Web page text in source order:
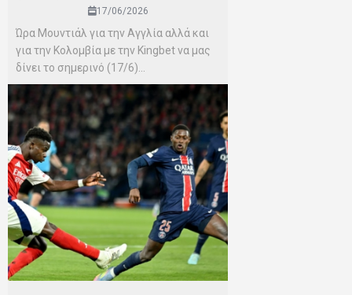
17/06/2026
Ώρα Μουντιάλ για την Αγγλία αλλά και
για την Κολομβία με την Kingbet να μας
δίνει το σημερινό (17/6)...